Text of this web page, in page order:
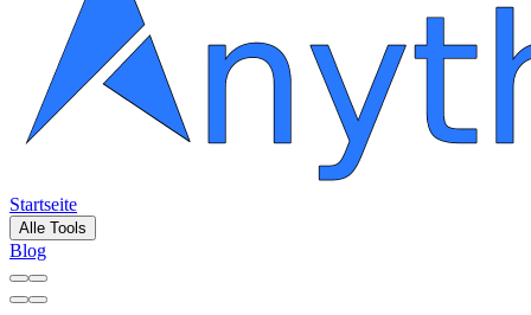
Startseite
Alle Tools
Blog